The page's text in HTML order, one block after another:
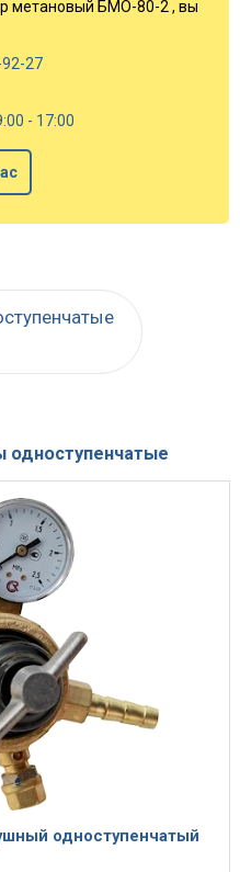
метановый БМО-80-2 , вы
92-27
- 17:00
одноступенчатые
одноступенчатый